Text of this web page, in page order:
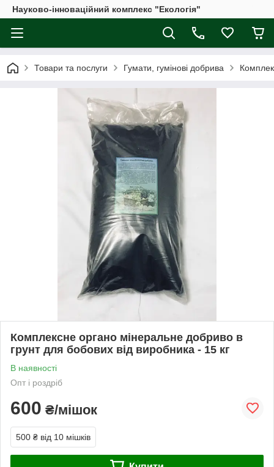
Науково-інноваційний комплекс "Екологія"
Товари та послуги Гумати, гумінові добрива
Комплексне органо мінеральне добриво в
грунт для бобових від виробника - 15 кг
В наявності
Опт і роздріб
600 ₴/мішок
500 ₴ від 10 мішків